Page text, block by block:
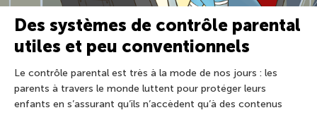
Des systèmes de contrôle parental
utiles et peu conventionnels
Le contrôle parental est très à la mode de nos jours : les
parents à travers le monde luttent pour protéger leurs
enfants en s’assurant qu’ils n’accèdent qu’à des contenus